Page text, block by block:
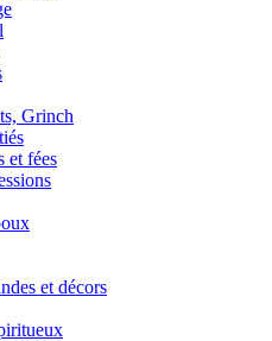
Grinch
et fées
et décors